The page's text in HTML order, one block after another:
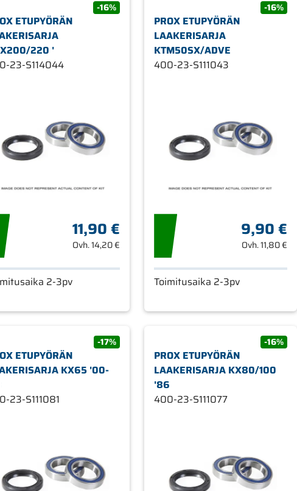
-16%
ETUPYÖRÄN
220 '
23-S114044
11,90 €
Ovh.14,20 €
2-3pv
-16%
PROX ETUPYÖRÄN
LAAKERISARJA
KTM50SX/ADVE
400-23-S111043
9,90 €
Ovh.11,80 €
Toimitusaika 2-3pv
-17%
ETUPYÖRÄN
KX65 '00-
23-S111081
-16%
PROX ETUPYÖRÄN
LAAKERISARJA KX80/100
'86
400-23-S111077